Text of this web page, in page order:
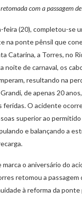
com a passagem
feira (20), completou-se
na ponte pênsil que
Catarina, a Torres, no
noite de carnaval, os
resultando na
de apenas 20
feridas. O acidente
superior ao
e balançando a
marca o aniversário do
retomou a passagem
à reforma da ponte